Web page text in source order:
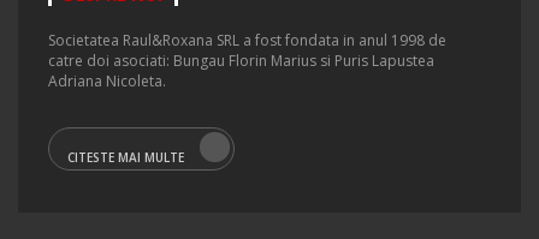
Societatea Raul&Roxana SRL a fost fondata in anul 1998 de
catre doi asociati: Bungau Florin Marius si Puris Lapustea
Adriana Nicoleta.
CITESTE MAI MULTE